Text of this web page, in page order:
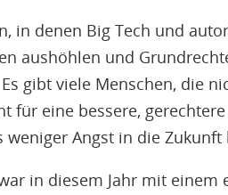
in denen Big Tech und
aushöhlen und
Es gibt viele Menschen, die
für eine bessere,
weniger Angst in die Zukunft
in diesem Jahr mit